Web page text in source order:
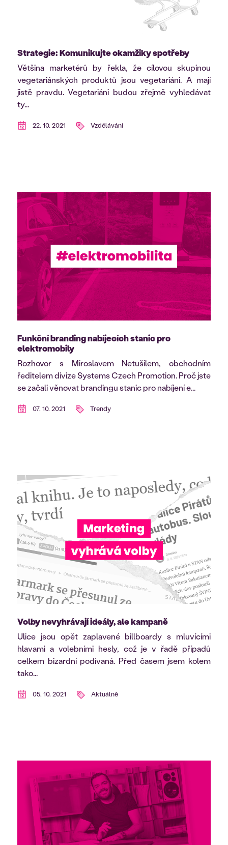
Strategie: Komunikujte okamžiky spotřeby
Většina marketérů by řekla, že cílovou skupinou
vegetariánských produktů jsou vegetariáni. A mají
jistě pravdu. Vegetariáni budou zřejmě vyhledávat
ty...
22. 10. 2021 Vzdělávání
Funkční branding nabíjecích stanic pro
elektromobily
Rozhovor s Miroslavem Netušilem, obchodním
ředitelem divize Systems Czech Promotion. Proč jste
se začali věnovat brandingu stanic pro nabíjení e...
07. 10. 2021 Trendy
Volby nevyhrávají ideály, ale kampaně
Ulice jsou opět zaplavené billboardy s mluvícími
hlavami a volebními hesly, což je v řadě případů
celkem bizardní podívaná. Před časem jsem kolem
tako...
05. 10. 2021 Aktuálně